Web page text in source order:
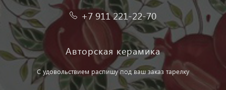
+7 911 221-22-70
Авторская керамика
С удовольствием распишу под ваш заказ тарелку